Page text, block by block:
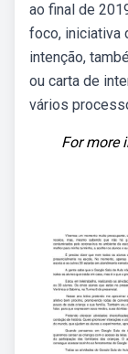
ao final de
foco, iniciativa
intenção,
ou carta de
vários
For more